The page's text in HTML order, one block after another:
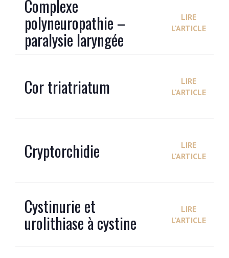
Complexe
polyneuropathie –
paralysie laryngée
LIRE
L'ARTICLE
Cor triatriatum
LIRE
L'ARTICLE
Cryptorchidie
LIRE
L'ARTICLE
Cystinurie et
urolithiase à cystine
LIRE
L'ARTICLE